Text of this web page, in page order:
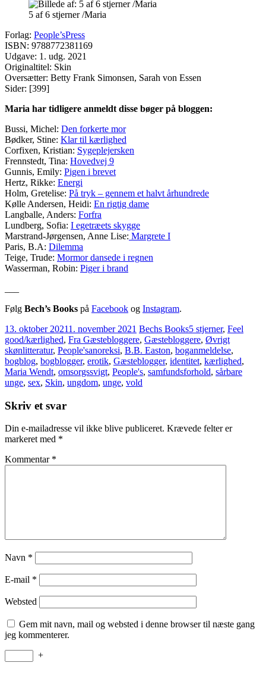
5 af 6 stjerner /Maria
Forlag: People’sPress
ISBN: 9788772381169
Udgave: 1. udg. 2021
Originaltitel: Skin
Oversætter: Betty Frank Simonsen, Sarah von Essen
Sider: [399]
Maria har tidligere anmeldt disse bøger på bloggen:
Bussi, Michel: Den forkerte mor
Bødker, Stine: Klar til kærlighed
Corfixen, Kristian: Sygeplejersken
Frennstedt, Tina: Hovedvej 9
Gunnis, Emily: Pigen i brevet
Hertz, Rikke: Energi
Holm, Gretelise: På tryk – gennem et halvt århundrede
Kølle Andersen, Heidi: En rigtig dame
Langballe, Anders: Forfra
Lundberg, Sofia: I egetræets skygge
Marstrand-Jørgensen, Anne Lise: Margrete I
Paris, B.A: Dilemma
Teige, Trude: Mormor dansede i regnen
Wasserman, Robin: Piger i brand
Følg Bech’s Books på Facebook og Instagram.
13. oktober 20211. november 2021 Bechs Books5 stjerner, Feel
good/kærlighed, Fra Gæstebloggere, Gæstebloggere, Øvrigt
skønlitteratur, People'sanoreksi, B.B. Easton, boganmeldelse,
bogblog, bogblogger, erotik, Gæsteblogger, identitet, kærlighed,
Maria Wendt, omsorgssvigt, People's, samfundsforhold, sårbare
unge, sex, Skin, ungdom, unge, vold
Skriv et svar
Din e-mailadresse vil ikke blive publiceret. Krævede felter er
markeret med *
Kommentar *
Navn *
E-mail *
Websted
Gem mit navn, mail og websted i denne browser til næste gang
jeg kommenterer.
+